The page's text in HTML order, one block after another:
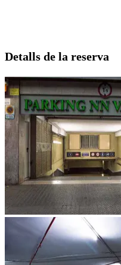
Detalls de la reserva